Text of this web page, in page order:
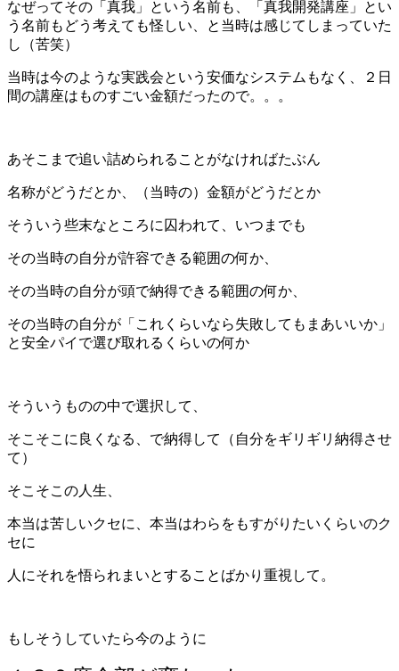
なぜってその「真我」という名前も、「真我開発講座」とい
う名前もどう考えても怪しい、と当時は感じてしまっていた
し（苦笑）
当時は今のような実践会という安価なシステムもなく、２日
間の講座はものすごい金額だったので。。。
あそこまで追い詰められることがなければたぶん
名称がどうだとか、（当時の）金額がどうだとか
そういう些末なところに囚われて、いつまでも
その当時の自分が許容できる範囲の何か、
その当時の自分が頭で納得できる範囲の何か、
その当時の自分が「これくらいなら失敗してもまあいいか」
と安全パイで選び取れるくらいの何か
そういうものの中で選択して、
そこそこに良くなる、で納得して（自分をギリギリ納得させ
て）
そこそこの人生、
本当は苦しいクセに、本当はわらをもすがりたいくらいのク
セに
人にそれを悟られまいとすることばかり重視して。
もしそうしていたら今のように